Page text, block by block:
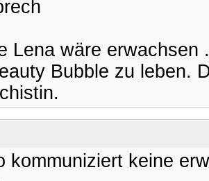
Lena wäre
Bubble zu leben.
kommuniziert keine